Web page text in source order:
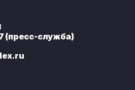
(пресс-служба)